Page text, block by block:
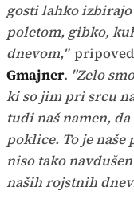
gosti lahko
poletom, gibko,
dnevom,"
Gmajner. "Zelo
ki so jim pri srcu
tudi naš namen,
poklice. To je naše
niso tako
naših rojstnih